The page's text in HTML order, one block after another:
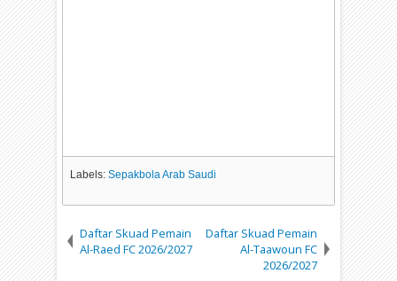
Labels:Sepakbola Arab Saudi
Daftar Skuad Pemain
Al-Raed FC 2026/2027
Daftar Skuad Pemain
Al-Taawoun FC
2026/2027